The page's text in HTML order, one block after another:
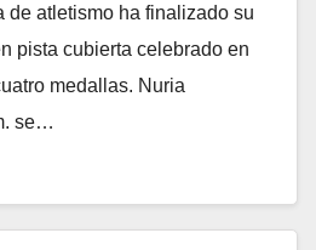
de atletismo ha finalizado su
pista cubierta celebrado en
medallas. Nuria
se…